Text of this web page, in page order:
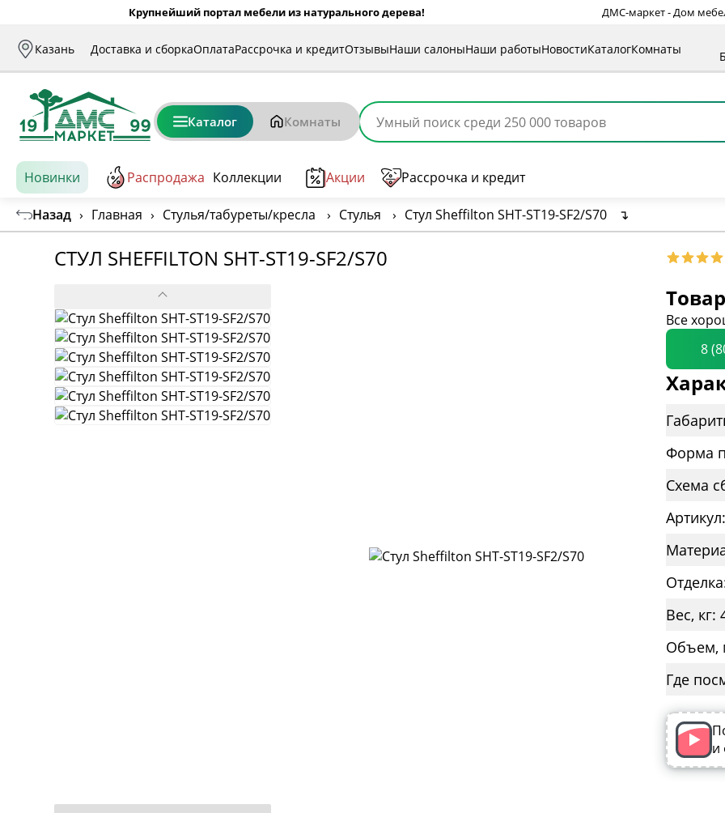
Крупнейший портал мебели из натурального дерева! ДМС-маркет - Дом
Казань Доставка и сборкаОплатаРассрочка и кредитОтзывыНаши салоныНаши работыНовостиКаталогКомнаты
Каталог Комнаты
Новинки Распродажа Коллекции Акции Рассрочка и кредит
Назад › Главная › Стулья/табуреты/кресла › Стулья › Стул Sheffilton SHT-ST19-SF2/S70 ↴
СТУЛ SHEFFILTON SHT-ST19-SF2/S70
Все
8
Форма
Схема
Вес, кг:
Объем,
Где
и